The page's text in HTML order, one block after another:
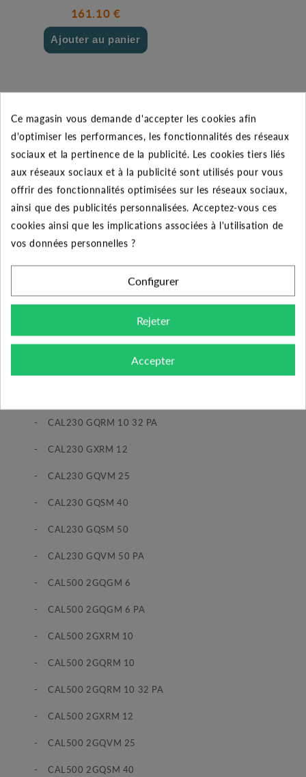
161.10 €
Ajouter au panier
DESCRIPTION DU PRODUIT
Le couvercle seul peut être remplacé sur votre station
de relevage. Le modèle CVS 230 est destiné aux cuves
CAL230 et Califosse de Calpeda. De dimension 44,5 x
54,5 cm, il est fermé en toute sécurité par quatre vis.
Convient aux produits :
- Tous les produits de la gamme CAL230 et CAL500
parmi lesquels :
- CAL230 GQRM 10 32 PA
- CAL230 GXRM 12
- CAL230 GQVM 25
- CAL230 GQSM 40
- CAL230 GQSM 50
- CAL230 GQVM 50 PA
- CAL500 2GQGM 6
- CAL500 2GQGM 6 PA
- CAL500 2GXRM 10
- CAL500 2GQRM 10
- CAL500 2GQRM 10 32 PA
- CAL500 2GXRM 12
- CAL500 2GQVM 25
- CAL500 2GQSM 40
Ce magasin vous demande d'accepter les cookies afin
d'optimiser les performances, les fonctionnalités des réseaux
sociaux et la pertinence de la publicité. Les cookies tiers liés
aux réseaux sociaux et à la publicité sont utilisés pour vous
offrir des fonctionnalités optimisées sur les réseaux sociaux,
ainsi que des publicités personnalisées. Acceptez-vous ces
cookies ainsi que les implications associées à l'utilisation de
vos données personnelles ?
Configurer
Rejeter
Accepter